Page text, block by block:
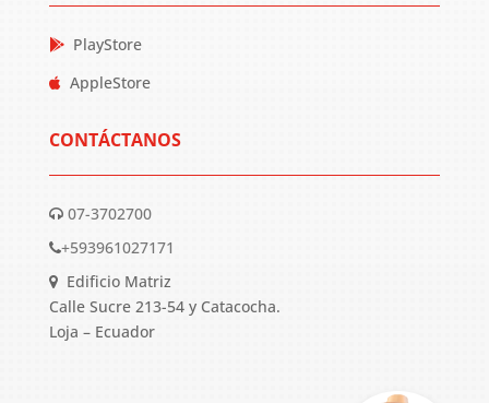
PlayStore
AppleStore
CONTÁCTANOS
07-3702700
+593961027171
Edificio Matriz
Calle Sucre 213-54 y Catacocha.
Loja – Ecuador